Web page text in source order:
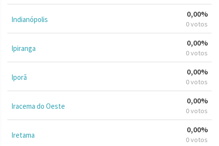
Indianópolis
0,00%
0 votos
Ipiranga
0,00%
0 votos
Iporã
0,00%
0 votos
Iracema do Oeste
0,00%
0 votos
Iretama
0,00%
0 votos